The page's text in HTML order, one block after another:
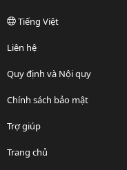
Tiếng Việt
Liên hệ
Quy định và Nội quy
Chính sách bảo mật
Trợ giúp
Trang chủ